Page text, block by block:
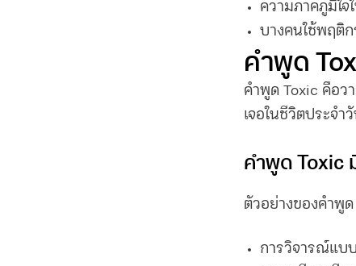
ความภาคภูมิใ
บางคนใช้พฤติ
คำพูด
คำพูด Toxic คือว
เจอในชีวิตประจำ
คำพูด Toxic
ตัวอย่างของคำพู
การวิจารณ์แบบ